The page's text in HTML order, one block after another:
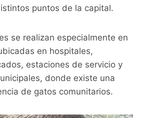
puntos de la capital.
se realizan especialmente en
en hospitales,
estaciones de servicio y
donde existe una
de gatos comunitarios.